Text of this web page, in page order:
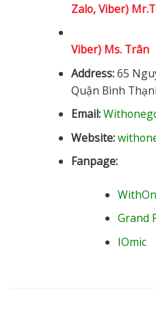
Zalo, Viber)
Viber) Ms. Trân
Address:65
Quận Bình
Email:
Website:
Fanpage:
Grand
IOmic